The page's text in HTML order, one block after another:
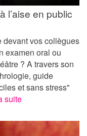
l’aise en public
devant vos collègues
examen oral ou
? A travers son
guide
et sans stress"
suite